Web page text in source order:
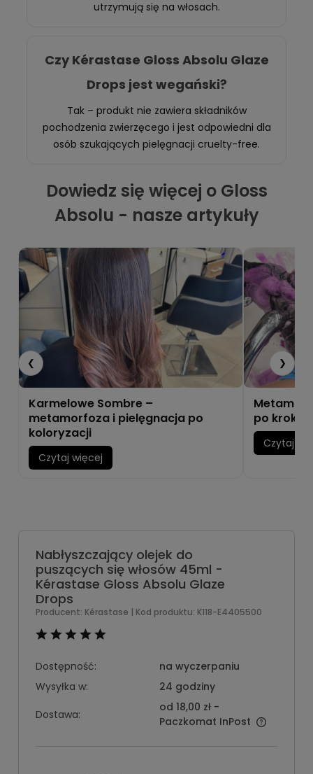
utrzymują się na włosach.
Czy Kérastase Gloss Absolu Glaze
Drops jest wegański?
Tak – produkt nie zawiera składników
pochodzenia zwierzęcego i jest odpowiedni dla
osób szukających pielęgnacji cruelty-free.
Dowiedz się więcej o Gloss
Absolu - nasze artykuły
❮ ❯
Karmelowe Sombre –
metamorfoza i pielęgnacja po
koloryzacji
Czytaj więcej
po kroku
Czytaj
Nabłyszczający olejek do
puszących się włosów 45ml -
Kérastase Gloss Absolu Glaze
Drops
Producent: Kérastase | Kod produktu: K118-E4405500
Dostępność:
na wyczerpaniu
Wysyłka w:
24 godziny
Dostawa:
od 18,00 zł -
Paczkomat InPost